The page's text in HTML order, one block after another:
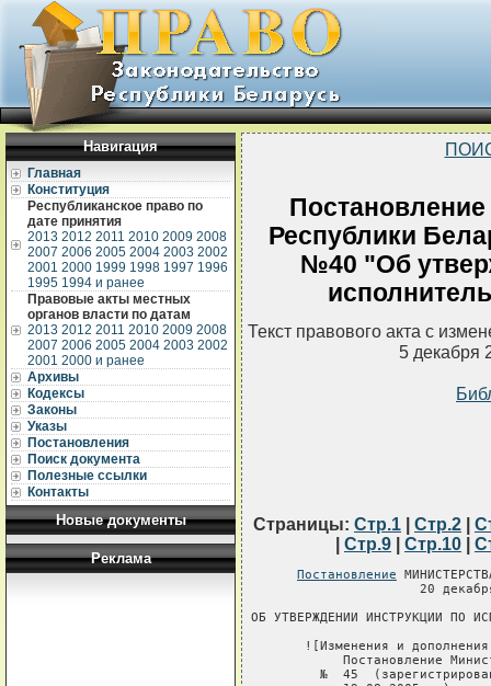
Навигация
Главная
Конституция
Республиканское право по
дате принятия
2013 2012 2011 2010 2009 2008
2007 2006 2005 2004 2003 2002
2001 2000 1999 1998 1997 1996
1995 1994 и ранее
Правовые акты местных
органов власти по датам
2013 2012 2011 2010 2009 2008
2007 2006 2005 2004 2003 2002
2001 2000 и ранее
Архивы
Кодексы
Законы
Указы
Постановления
Поиск документа
Полезные ссылки
Контакты
Новые документы
Реклама
Республики
№40 "Об
Текст правового акта с
5 декабря
Страницы: Стр.1 Стр.2
Стр.9 Стр.10
Постановление МИНИСТЕРСТВА ЮСТИЦИИ РЕСПУБЛИКИ БЕЛАРУСЬ
                      20 декабря 2004 г. № 40

ОБ УТВЕРЖДЕНИИ ИНСТРУКЦИИ ПО ИСПОЛНИТЕЛЬНОМУ ПРОИЗВОДСТВУ

       ![Изменения и дополнения:
            Постановление Министерства юстиции от 16 августа 2005 г.
         №  45  (зарегистрировано в Национальном реестре - № 8/13045
         от 19.08.2005 г.);
            Постановление Министерства  юстиции от 30 января 2006 г.
         №  2  (зарегистрировано в  Национальном реестре - № 8/13939
         от 07.02.2006 г.);
            Постановление Министерства  юстиции от 13 марта  2006 г.
         № 11  (зарегистрировано в  Национальном реестре - № 8/14132
         от 17.03.2006 г.);
            Постановление Министерства юстиции от 15 августа 2006 г.
         № 42 (зарегистрировано в Национальном реестре -  №  8/14867
         от 17.08.2006 г.);
            Постановление Министерства юстиции от 29 ноября 2006  г.
         №  74  (зарегистрировано в Национальном реестре - № 8/15428
         от 30.11.2006 г.);
            Постановление Министерства юстиции от 15 декабря 2006 г.
         № 83 (зарегистрировано в Национальном реестре -  №  8/15528
         от 19.12.2006 г.);
            Постановление Министерства юстиции от 15 декабря 2006 г.
         № 84 (зарегистрировано в Национальном реестре -  №  8/15533
         от 20.12.2006 г.);
            Постановление Министерства юстиции от 28 февраля 2007 г.
         № 11 (зарегистрировано в Национальном реестре -  №  8/16005
         от 02.03.2007 г.);
            Постановление Министерства юстиции от 26 июля 2007 г.  №
         49  (зарегистрировано в Национальном реестре - № 8/16894 от
         31.07.2007 г.)].

     На  основании  Положения  о  Министерстве  юстиции   Республики
Беларусь,  утвержденного  постановлением Совета Министров Республики
Беларусь  от  31  октября  2001 г.  №  1605,  Министерство   юстиции
Республики Беларусь ПОСТАНОВЛЯЕТ:
     1. Утвердить    прилагаемую    Инструкцию  по   исполнительному
производству.
     2. Не  применять  Инструкцию  об  исполнительном  производстве,
утвержденную  приказом  Министра юстиции СССР от 15 ноября 1985 г. №
22 (Бюллетень нормативных актов министерств и ведомств СССР, № 11).
     3. Настоящее постановление вступает в силу с 1 января 2005 г.

Министр                                                В.Г.Голованов

                                                УТВЕРЖДЕНО
                                                Постановление
                                                Министерства юстиции
                                                Республики Беларусь
                                                20.12.2004 № 40

ИНСТРУКЦИЯ
по исполнительному производству

     Инструкция по исполнительному производству (далее - Инструкция)
разработана   на  основании  Гражданского  процессуального   кодекса
Республики  Беларусь,  Уголовно-